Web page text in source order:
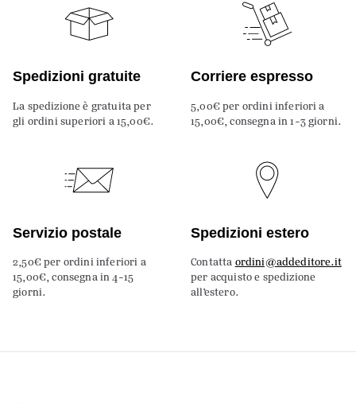
Spedizioni gratuite
La spedizione è gratuita per
gli ordini superiori a 15,00€.
Corriere espresso
5,00€ per ordini inferiori a
15,00€, consegna in 1-3 giorni.
Servizio postale
2,50€ per ordini inferiori a
15,00€, consegna in 4-15
giorni.
Spedizioni estero
Contatta ordini@addeditore.it
per acquisto e spedizione
all’estero.